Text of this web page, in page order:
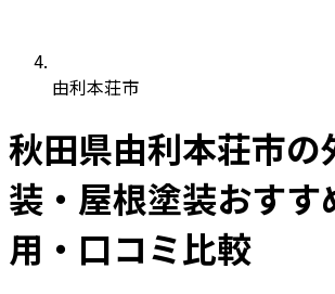
由利本荘市
秋田県由利本荘市の
装・屋根塗装おすす
用・口コミ比較